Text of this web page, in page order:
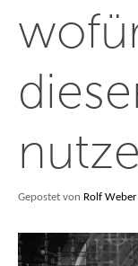
Gepostet von Rolf Weber